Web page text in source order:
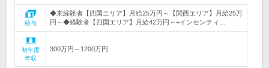
給与
◆未経験者【四国エリア】月給25万円～【関西エリア】月給25万
円～◆経験者【四国エリア】月給42万円～+インセンティ…
初年度
年収
300万円～1200万円